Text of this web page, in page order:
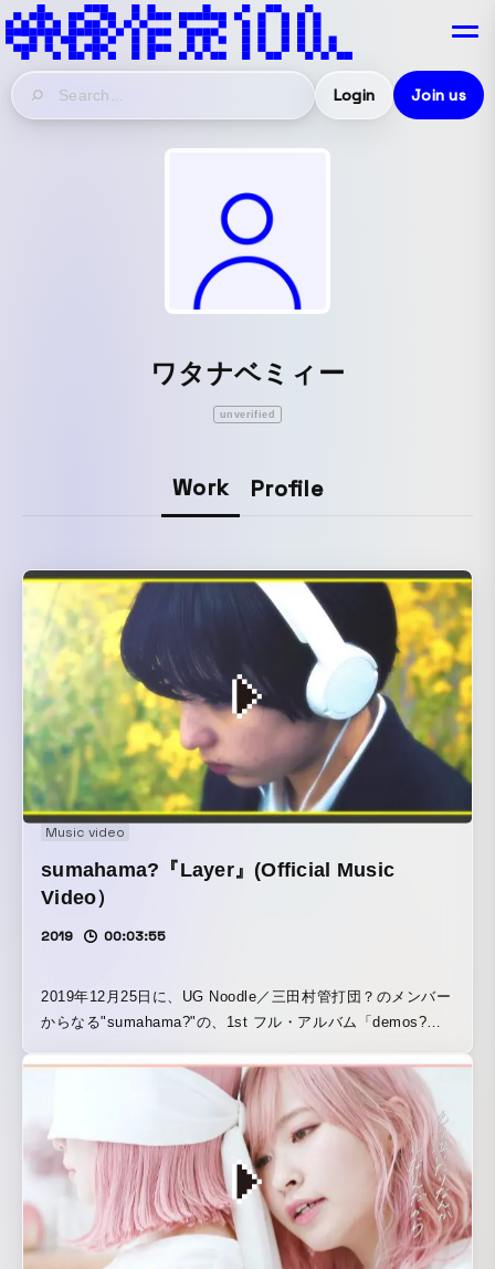
Login Join us
ワタナベミィー
unverified
Work Profile
Music video
sumahama?『Layer』(Official Music
Video）
2019 00:03:55
2019年12月25日に、UG Noodle／三田村管打団？のメンバー
からなる"sumahama?"の、1st フル・アルバム「demos?」
う楽曲のMVを、OTAMIRAMSの白玖ヨしひろが監督。